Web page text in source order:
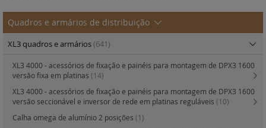
Quadros e armários de distribuição
XL3 quadros e armários(641)
XL3 4000 - acessórios de fixação e painéis para montagem de DPX3 1600
versão fixa em platinas (14)
XL3 4000 - acessórios de fixação e painéis para montagem de DPX3 1600
versão seccionável e inversor de rede em platinas reguláveis (10)
Calha omega de alumínio 2 posições (1)